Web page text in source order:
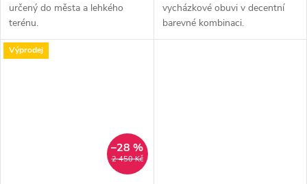
určený do města a lehkého
terénu.
vycházkové obuvi v decentní
barevné kombinaci.
Výprodej
2 450 Kč
–28 %